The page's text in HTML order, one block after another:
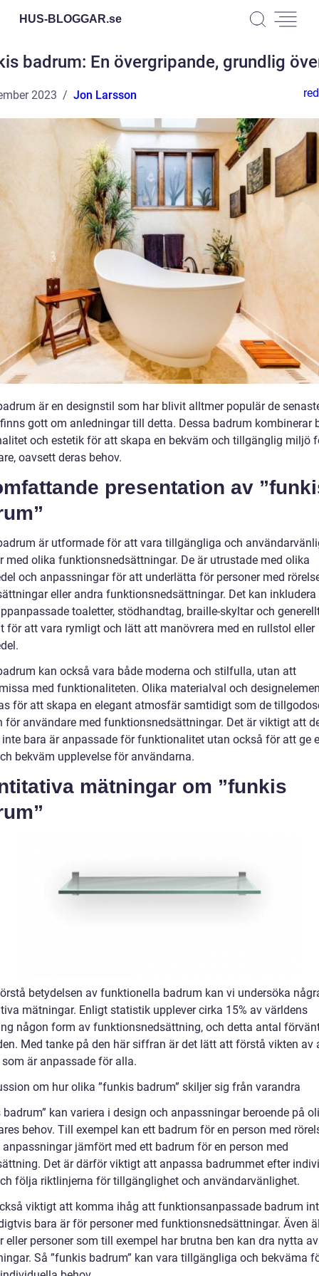
HUS-BLOGGAR.se
badrum: En övergripande, grundlig
2023 Jon Larsson
är en designstil som har blivit alltmer populär de
gott om anledningar till detta. Dessa badrum kombinerar
och estetik för att skapa en bekväm och tillgänglig miljö
oavsett deras behov.
presentation av
är utformade för att vara tillgängliga och
med olika funktionsnedsättningar. De är utrustade med olika
och anpassningar för att underlätta för personer med
eller andra funktionsnedsättningar. Det kan inkludera
toaletter, stödhandtag, braille-skyltar och
för att vara rymligt och lätt att manövrera med en rullstol eller
kan också vara både moderna och stilfulla, utan att
med funktionaliteten. Olika materialval och
för att skapa en elegant atmosfär samtidigt som de
för användare med funktionsnedsättningar. Det är viktigt att
bara är anpassade för funktionalitet utan också för att ge
bekväm upplevelse för användarna.
mätningar om ”funkis
betydelsen av funktionella badrum kan vi undersöka
mätningar. Enligt statistik upplever cirka 15% av världens
någon form av funktionsnedsättning, och detta antal
Med tanke på den här siffran är det lätt att förstå vikten av
är anpassade för alla.
om hur olika ”funkis badrum” skiljer sig från varandra
badrum” kan variera i design och anpassningar beroende på
behov. Till exempel kan ett badrum för en person med
jämfört med ett badrum för en person med
Det är därför viktigt att anpassa badrummet efter
följa riktlinjerna för tillgänglighet och användarvänlighet.
viktigt att komma ihåg att funktionsanpassade badrum
bara är för personer med funktionsnedsättningar. Även
eller personer som till exempel har brutna ben kan dra nytta
Så ”funkis badrum” kan vara tillgängliga och bekväma